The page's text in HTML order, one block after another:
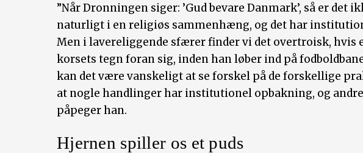
”Når Dronningen siger: ’Gud bevare Danmark’, så er det
naturligt i en religiøs sammenhæng, og det har
Men i lavereliggende sfærer finder vi det overtroisk, hvis
korsets tegn foran sig, inden han løber ind på
kan det være vanskeligt at se forskel på de forskellige
at nogle handlinger har institutionel opbakning, og andre
påpeger han.
Hjernen spiller os et puds